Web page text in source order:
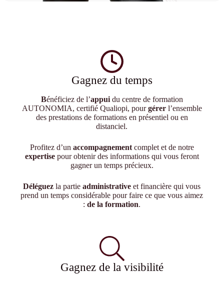
Gagnez du temps
Bénéficiez de l’appuidu centre de formation
AUTONOMIA, certifié Qualiopi, pourgérerl’ensemble
des prestations de formations en présentiel ou en
distanciel.
Profitez d’un accompagnementcomplet et de notre
expertisepour obtenir des informations qui vous feront
gagner un temps précieux.
Déléguez la partieadministrative et financière qui vous
prend un temps considérable pour faire ce que vous aimez
:de la formation.
Gagnez de la visibilité